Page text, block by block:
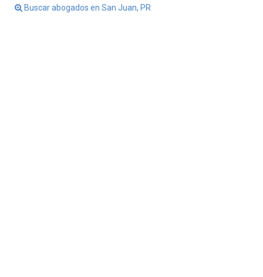
Buscar abogados en San Juan, PR